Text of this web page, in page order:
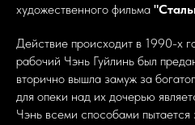
художественного фильма
Действие происходит в 1990-х
рабочий Чэнь Гуйлинь был
вторично вышла замуж за
для опеки над их дочерью
Чэнь всеми способами пытается